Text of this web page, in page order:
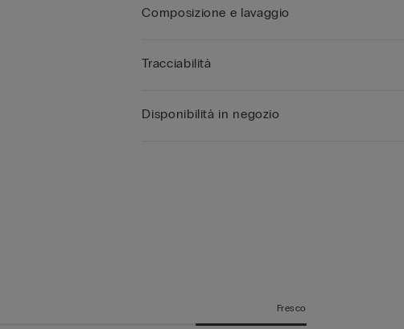
Composizione e lavaggio
Tracciabilità
Disponibilità in negozio
Fresco